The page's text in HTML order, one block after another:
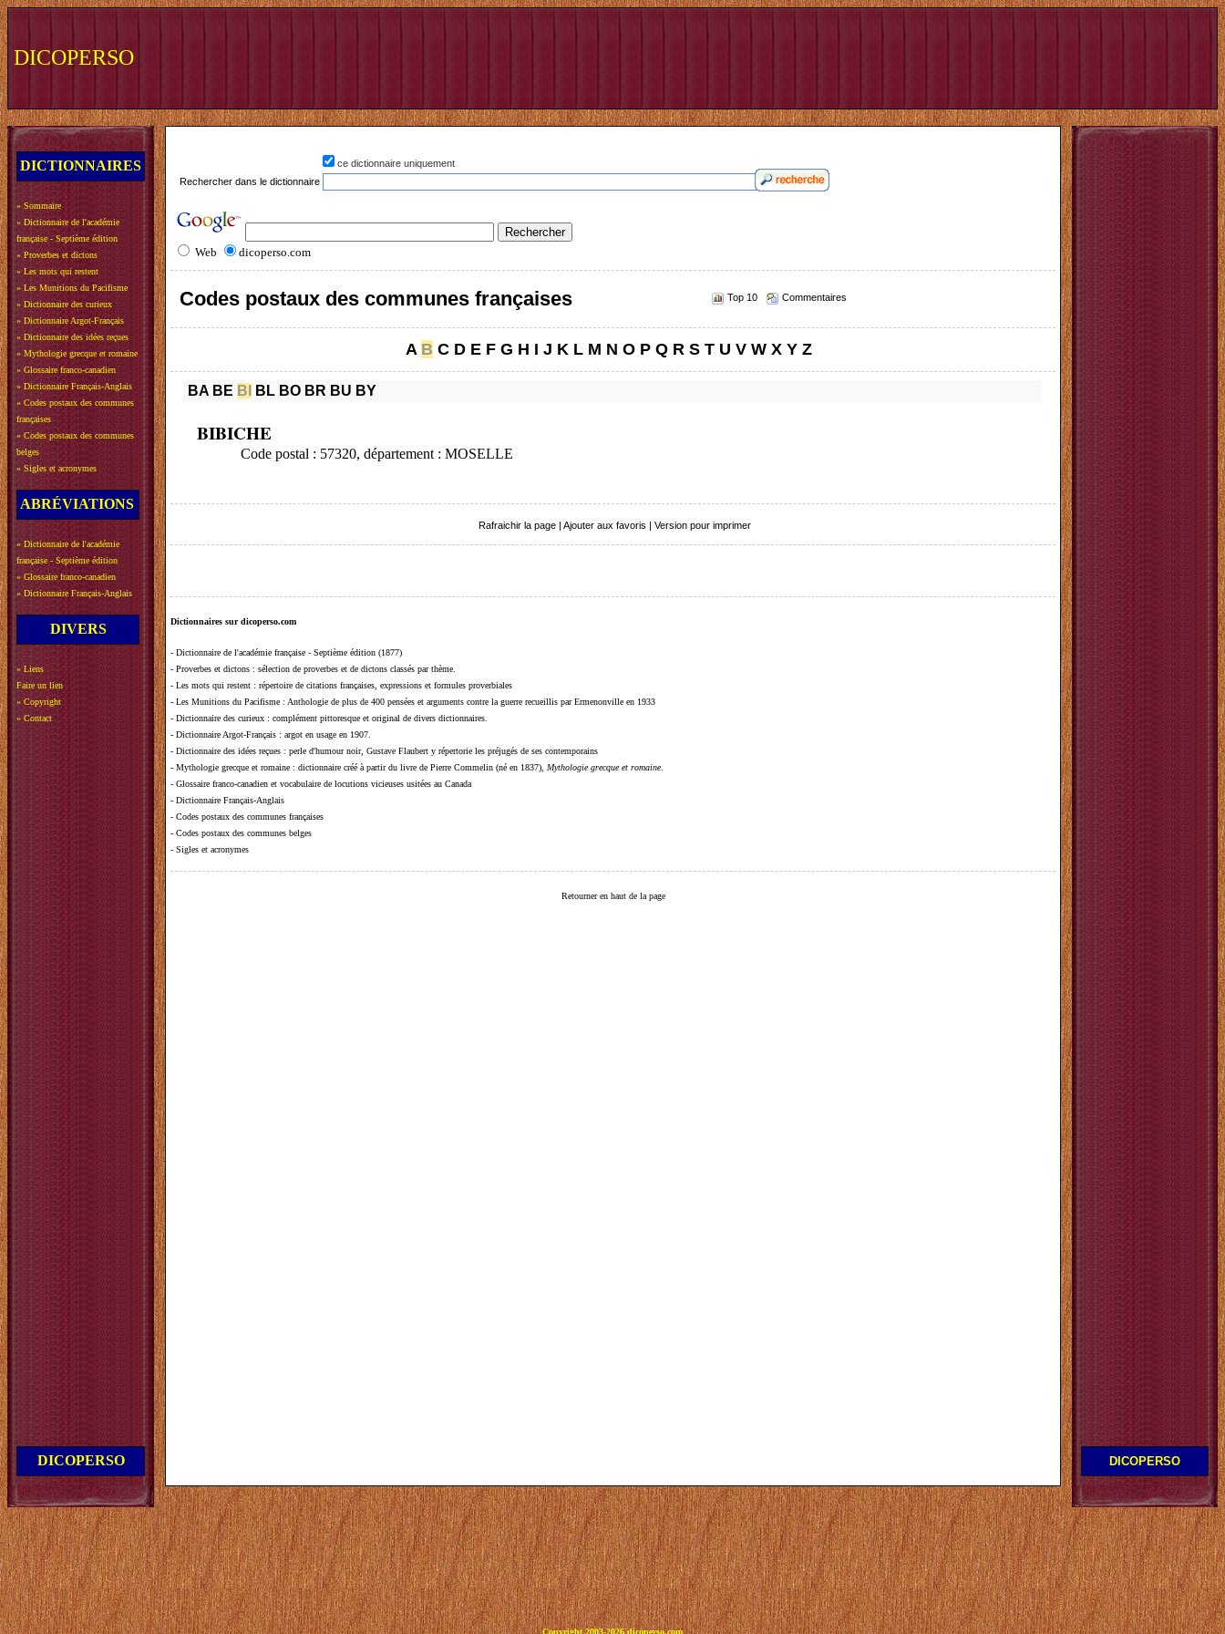
DICOPERSO
DICTIONNAIRES
» Sommaire
» Dictionnaire de l'académie
française - Septième édition
» Proverbes et dictons
» Les mots qui restent
» Les Munitions du Pacifisme
» Dictionnaire des curieux
» Dictionnaire Argot-Français
» Dictionnaire des idées reçues
» Mythologie grecque et romaine
» Glossaire franco-canadien
» Dictionnaire Français-Anglais
» Codes postaux des communes
françaises
» Codes postaux des communes
belges
» Sigles et acronymes
ABRÉVIATIONS
» Dictionnaire de l'académie
française - Septième édition
» Glossaire franco-canadien
» Dictionnaire Français-Anglais
DIVERS
» Liens
Faire un lien
» Copyright
» Contact
DICOPERSO
ce dictionnaire uniquement
Rechercher dans le dictionnaire
Web dicoperso.com
Codes postaux des communes françaises Top 10 Commentaires
A B C D E F G H I J K L M N O P Q R S T U V W X Y Z
BA BE BI BL BO BR BU BY
BIBICHE
Code postal : 57320, département : MOSELLE
Rafraichir la page | Ajouter aux favoris | Version pour imprimer
Dictionnaires sur dicoperso.com
- Dictionnaire de l'académie française - Septième édition (1877)
- Proverbes et dictons : sélection de proverbes et de dictons classés par thème.
- Les mots qui restent : répertoire de citations françaises, expressions et formules proverbiales
- Les Munitions du Pacifisme : Anthologie de plus de 400 pensées et arguments contre la guerre recueillis par Ermenonville en 1933
- Dictionnaire des curieux : complément pittoresque et original de divers dictionnaires.
- Dictionnaire Argot-Français : argot en usage en 1907.
- Dictionnaire des idées reçues : perle d'humour noir, Gustave Flaubert y répertorie les préjugés de ses contemporains
- Mythologie grecque et romaine : dictionnaire créé à partir du livre de Pierre Commelin (né en 1837), Mythologie grecque et romaine.
- Glossaire franco-canadien et vocabulaire de locutions vicieuses usitées au Canada
- Dictionnaire Français-Anglais
- Codes postaux des communes françaises
- Codes postaux des communes belges
- Sigles et acronymes
Retourner en haut de la page
DICOPERSO
Copyright 2003-2026 dicoperso.com